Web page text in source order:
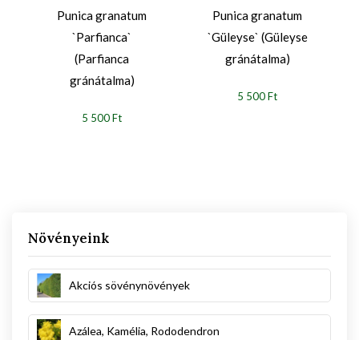
Növényeink
Akciós sövénynövények
Azálea, Kamélia, Rododendron
Punica granatum
`Parfianca`
(Parfianca
gránátalma)
5 500 Ft
Punica granatum
`Güleyse` (Güleyse
gránátalma)
5 500 Ft